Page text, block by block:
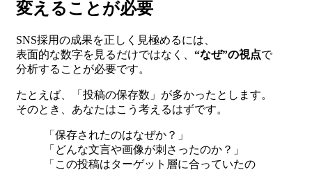
変えることが必要
SNS採用の成果を正しく見極めるには、
表面的な数字を見るだけではなく、 “なぜ”の視点で
分析することが必要です。
たとえば、「投稿の保存数」が多かったとします。
そのとき、あなたはこう考えるはずです。
「保存されたのはなぜか？」
「どんな文言や画像が刺さったのか？」
「この投稿はターゲット層に合っていたの